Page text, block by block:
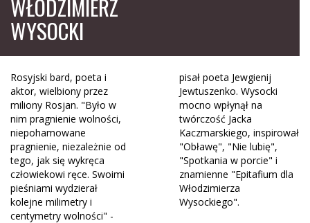
WŁODZIMIERZ
WYSOCKI
Rosyjski bard, poeta i
aktor, wielbiony przez
miliony Rosjan. "Było w
nim pragnienie wolności,
niepohamowane
pragnienie, niezależnie od
tego, jak się wykręca
człowiekowi ręce. Swoimi
pieśniami wydzierał
kolejne milimetry i
centymetry wolności" -
pisał poeta Jewgienij
Jewtuszenko. Wysocki
mocno wpłynął na
twórczość Jacka
Kaczmarskiego, inspirował
"Obławę", "Nie lubię",
"Spotkania w porcie" i
znamienne "Epitafium dla
Włodzimierza
Wysockiego".